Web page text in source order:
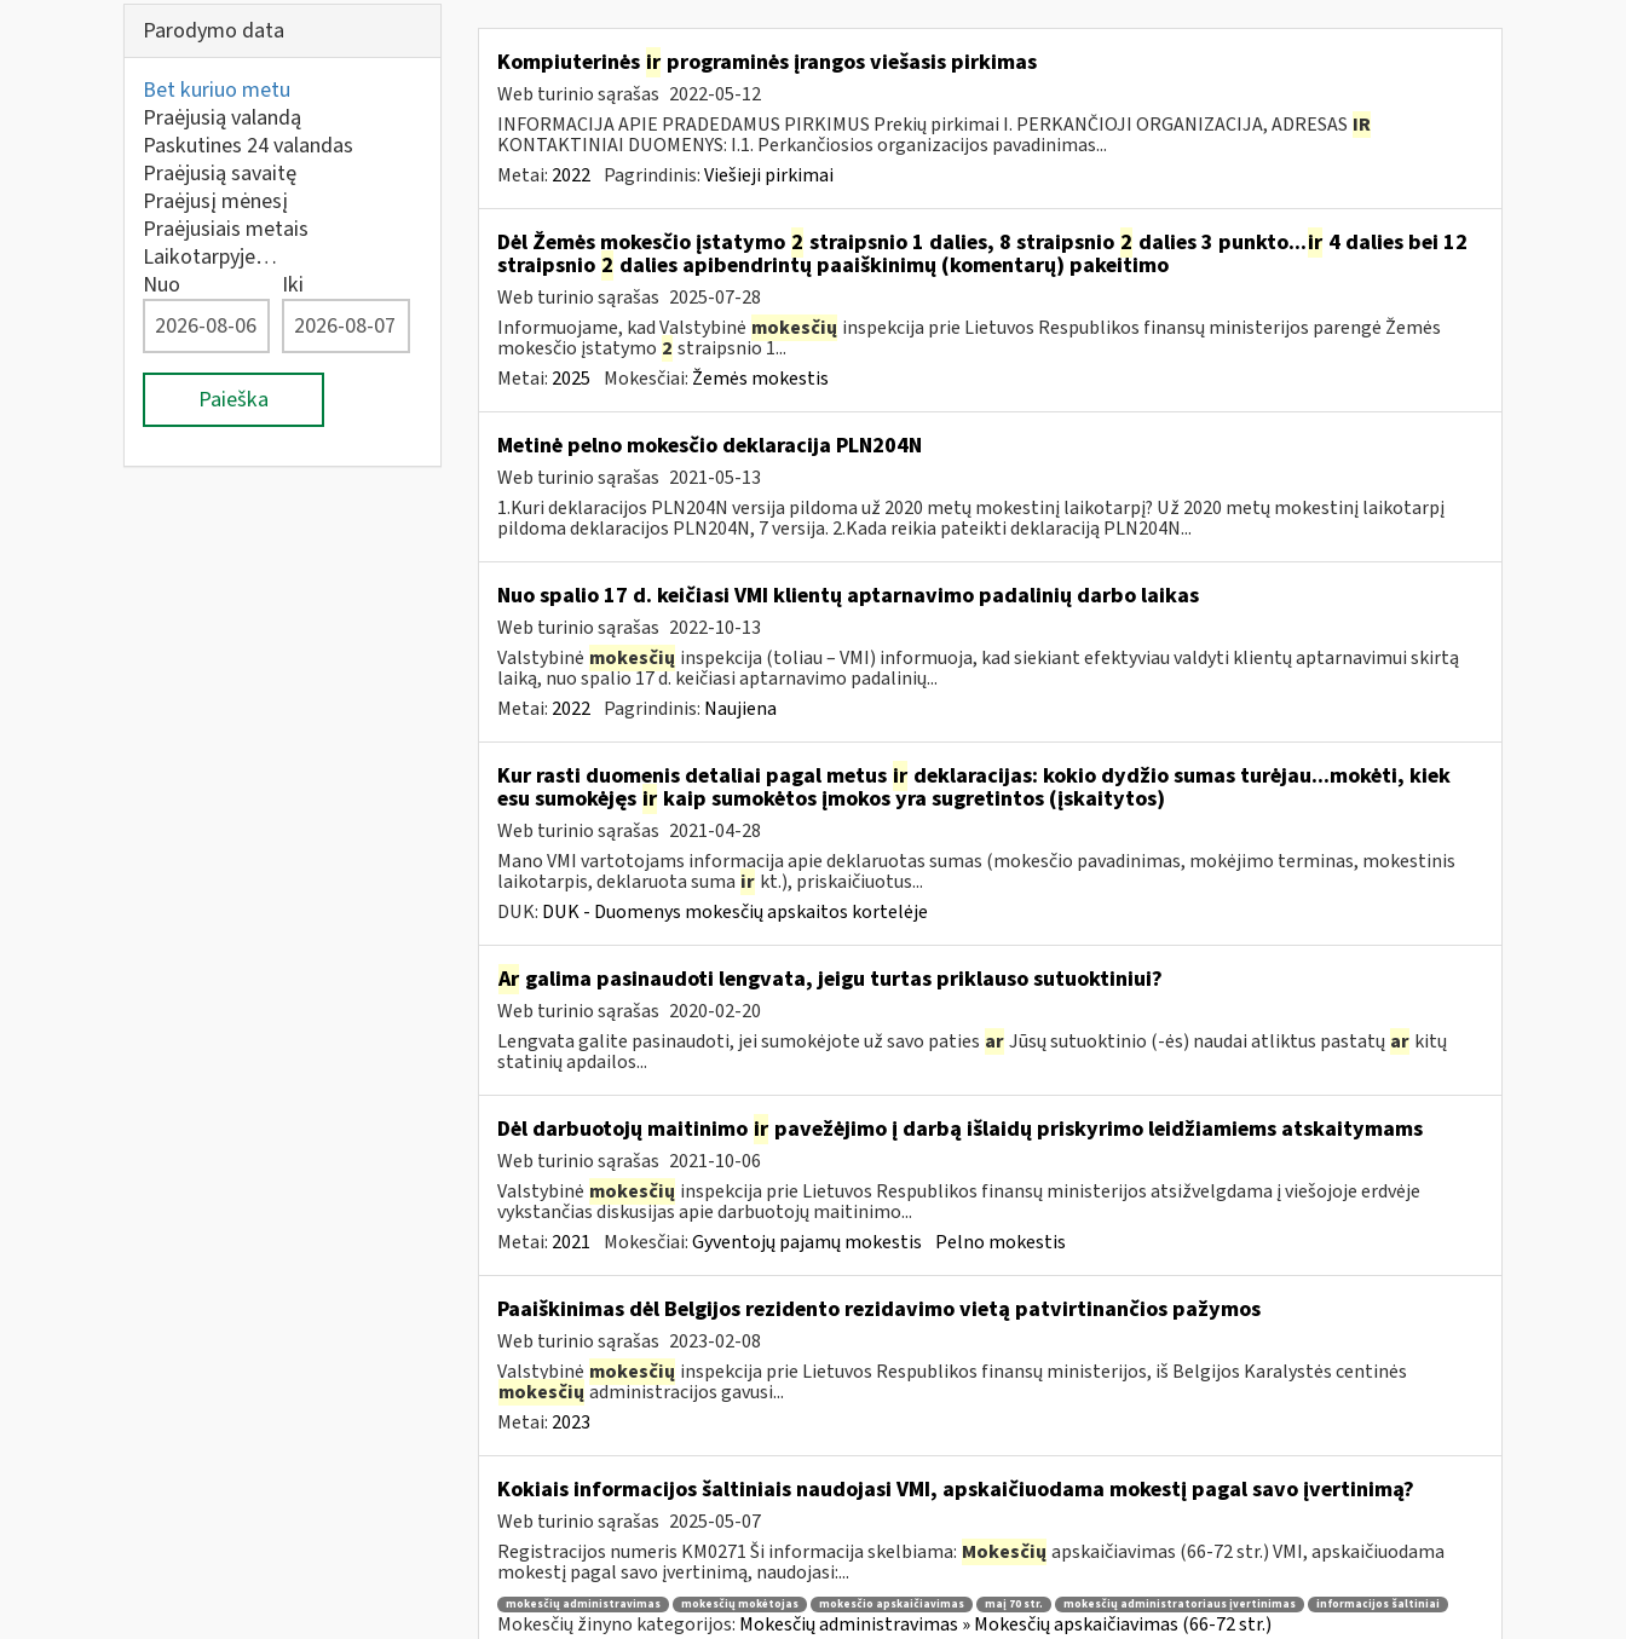
Parodymo data
Bet kuriuo metu
Praėjusią valandą
Paskutines 24 valandas
Praėjusią savaitę
Praėjusį mėnesį
Praėjusiais metais
Laikotarpyje…
Nuo
Iki
Paieška
Kompiuterinės irprograminės įrangos viešasis pirkimas
Web turinio sąrašas 2022-05-12
INFORMACIJA APIE PRADEDAMUS PIRKIMUS Prekių pirkimai I. PERKANČIOJI ORGANIZACIJA, ADRESAS IR
KONTAKTINIAI DUOMENYS: I.1. Perkančiosios organizacijos pavadinimas...
Metai: 2022 Pagrindinis:Viešieji pirkimai
Dėl Žemės mokesčio įstatymo 2 straipsnio 1 dalies, 8 straipsnio 2 dalies 3 punkto...ir4 dalies bei 12
straipsnio 2 dalies apibendrintų paaiškinimų (komentarų) pakeitimo
Web turinio sąrašas 2025-07-28
Informuojame, kad Valstybinė mokesčių inspekcija prie Lietuvos Respublikos finansų ministerijos parengė Žemės
mokesčio įstatymo 2 straipsnio 1...
Metai: 2025 Mokesčiai: Žemės mokestis
Metinė pelno mokesčio deklaracija PLN204N
Web turinio sąrašas 2021-05-13
1.Kuri deklaracijos PLN204N versija pildoma už 2020 metų mokestinį laikotarpį? Už 2020 metų mokestinį laikotarpį
pildoma deklaracijos PLN204N, 7 versija. 2.Kada reikia pateikti deklaraciją PLN204N...
Nuo spalio 17 d. keičiasi VMI klientų aptarnavimo padalinių darbo laikas
Web turinio sąrašas 2022-10-13
Valstybinė mokesčių inspekcija (toliau – VMI) informuoja, kad siekiant efektyviau valdyti klientų aptarnavimui skirtą
laiką, nuo spalio 17 d. keičiasi aptarnavimo padalinių...
Metai: 2022 Pagrindinis: Naujiena
Kur rasti duomenis detaliai pagal metus irdeklaracijas: kokio dydžio sumas turėjau...mokėti, kiek
esu sumokėjęs irkaip sumokėtos įmokos yra sugretintos (įskaitytos)
Web turinio sąrašas 2021-04-28
Mano VMI vartotojams informacija apie deklaruotas sumas (mokesčio pavadinimas, mokėjimo terminas, mokestinis
laikotarpis, deklaruota suma ir kt.), priskaičiuotus...
DUK: DUK - Duomenys mokesčių apskaitos kortelėje
Argalima pasinaudoti lengvata, jeigu turtas priklauso sutuoktiniui?
Web turinio sąrašas 2020-02-20
Lengvata galite pasinaudoti, jei sumokėjote už savo paties ar Jūsų sutuoktinio (-ės) naudai atliktus pastatų ar kitų
statinių apdailos...
Dėl darbuotojų maitinimo irpavežėjimo į darbą išlaidų priskyrimo leidžiamiems atskaitymams
Web turinio sąrašas 2021-10-06
Valstybinė mokesčių inspekcija prie Lietuvos Respublikos finansų ministerijos atsižvelgdama į viešojoje erdvėje
vykstančias diskusijas apie darbuotojų maitinimo...
Metai: 2021 Mokesčiai:Gyventojų pajamų mokestis Pelno mokestis
Paaiškinimas dėl Belgijos rezidento rezidavimo vietą patvirtinančios pažymos
Web turinio sąrašas 2023-02-08
Valstybinė mokesčių inspekcija prie Lietuvos Respublikos finansų ministerijos, iš Belgijos Karalystės centinės
mokesčių administracijos gavusi...
Metai: 2023
Kokiais informacijos šaltiniais naudojasi VMI, apskaičiuodama mokestį pagal savo įvertinimą?
Web turinio sąrašas 2025-05-07
Registracijos numeris KM0271 Ši informacija skelbiama: Mokesčių apskaičiavimas (66-72 str.) VMI, apskaičiuodama
mokestį pagal savo įvertinimą, naudojasi:...
mokesčių administravimas mokesčių mokėtojas mokesčio apskaičiavimas maį 70 str. mokesčių administratoriaus įvertinimas informacijos šaltiniai
Mokesčių žinyno kategorijos: Mokesčių administravimas » Mokesčių apskaičiavimas (66-72 str.)